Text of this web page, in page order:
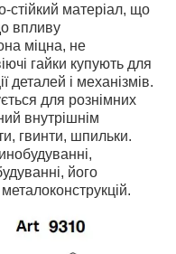
стійкий матеріал, що
впливу
міцна, не
гайки купують для
деталей і механізмів.
для рознімних
внутрішнім
гвинти, шпильки.
його